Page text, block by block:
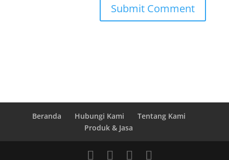
Beranda Hubungi Kami
Tentang Kami
Produk & Jasa